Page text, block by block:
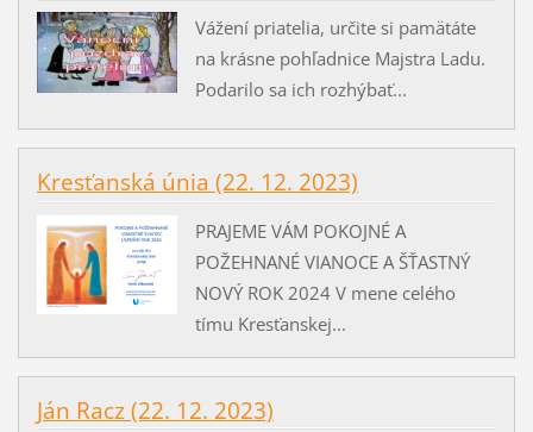
Vážení priatelia, určite si pamätáte
na krásne pohľadnice Majstra Ladu.
Podarilo sa ich rozhýbať...
Kresťanská únia (22. 12. 2023)
PRAJEME VÁM POKOJNÉ A
POŽEHNANÉ VIANOCE A ŠŤASTNÝ
NOVÝ ROK 2024 V mene celého
tímu Kresťanskej...
Ján Racz (22. 12. 2023)